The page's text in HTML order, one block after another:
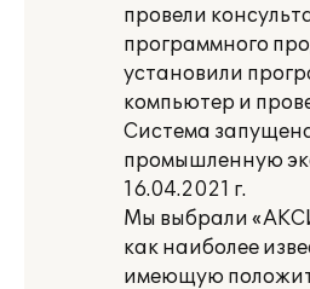
провели
программного
установили
компьютер и
Система
промышленную
16.04.2021 г.
Мы выбрали
как наиболее
имеющую